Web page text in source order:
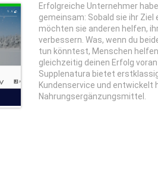
Erfolgreiche Unternehmer
gemeinsam: Sobald sie ihr Ziel
möchten sie anderen helfen,
verbessern. Was, wenn du
tun könntest, Menschen
gleichzeitig deinen Erfolg
Supplenatura bietet
Kundenservice und entwickelt
Nahrungsergänzungsmittel.